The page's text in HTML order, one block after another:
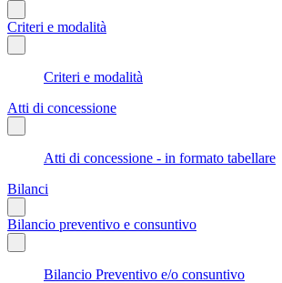
Criteri e modalità
Criteri e modalità
Atti di concessione
Atti di concessione - in formato tabellare
Bilanci
Bilancio preventivo e consuntivo
Bilancio Preventivo e/o consuntivo